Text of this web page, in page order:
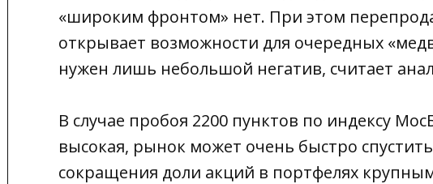
«широким фронтом» нет. При этом
открывает возможности для очередных
нужен лишь небольшой негатив, считает
В случае пробоя 2200 пунктов по индексу
высокая, рынок может очень быстро
сокращения доли акций в портфелях